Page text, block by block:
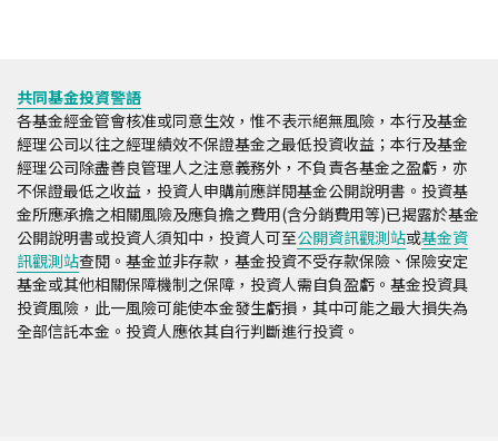
共同基金投資警語
各基金經金管會核准或同意生效，惟不表示絕無風險，本行及基金
經理公司以往之經理績效不保證基金之最低投資收益；本行及基金
經理公司除盡善良管理人之注意義務外，不負責各基金之盈虧，亦
不保證最低之收益，投資人申購前應詳閱基金公開說明書。投資基
金所應承擔之相關風險及應負擔之費用(含分銷費用等)已揭露於基金
公開說明書或投資人須知中，投資人可至公開資訊觀測站或基金資
訊觀測站查閱。基金並非存款，基金投資不受存款保險、保險安定
基金或其他相關保障機制之保障，投資人需自負盈虧。基金投資具
投資風險，此一風險可能使本金發生虧損，其中可能之最大損失為
全部信託本金。投資人應依其自行判斷進行投資。